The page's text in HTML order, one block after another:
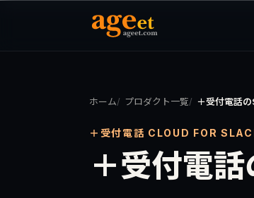
ホーム プロダクト一覧 ＋受付電話
＋受付電話 CLOUD FOR
＋受付電